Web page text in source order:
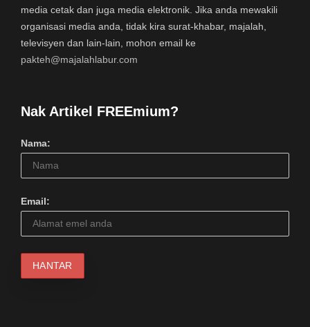
media cetak dan juga media elektronik. Jika anda mewakili
organisasi media anda, tidak kira surat-khabar, majalah,
televisyen dan lain-lain, mohon email ke
pakteh@majalahlabur.com
Nak Artikel FREEmium?
Nama:
Email: